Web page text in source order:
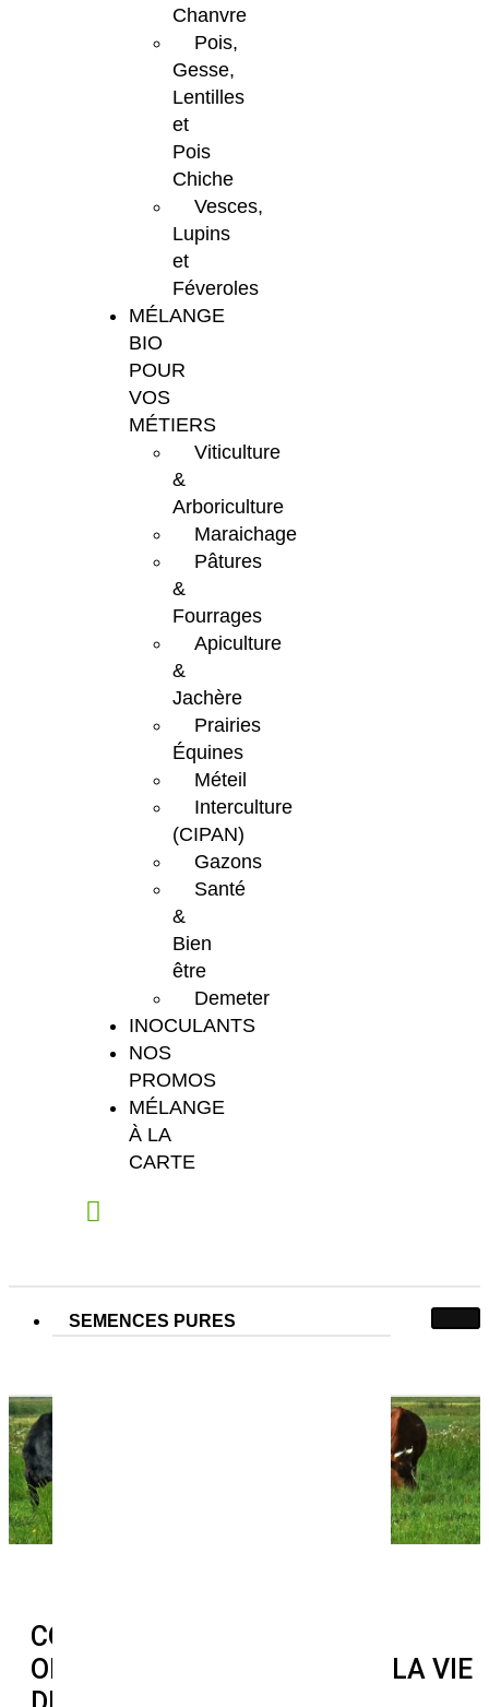
Chanvre
Pois,
Gesse,
Lentilles
et
Pois
Chiche
Vesces,
Lupins
et
Féveroles
MÉLANGE
BIO
POUR
VOS
MÉTIERS
Viticulture
&
Arboriculture
Maraichage
Pâtures
&
Fourrages
Apiculture
&
Jachère
Prairies
Équines
Méteil
Interculture
(CIPAN)
Gazons
Santé
&
Bien
être
Demeter
INOCULANTS
NOS
PROMOS
MÉLANGE
À LA
CARTE
SEMENCES PURES
COUVERTS VÉGÉTAUX BIO :
OPTIMISER LA FERTILITÉ ET LA VIE